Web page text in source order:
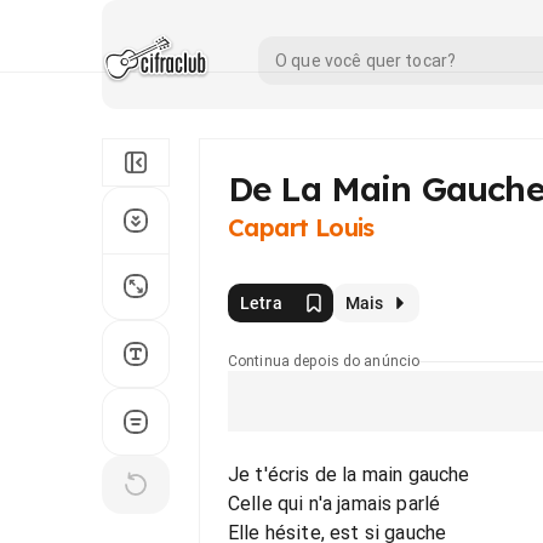
De La Main Gauche
Capart Louis
Letra Mais
Continua depois do anúncio
Je t'écris de la main gauche
Celle qui n'a jamais parlé
Elle hésite, est si gauche